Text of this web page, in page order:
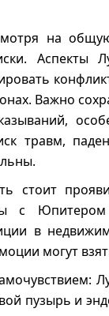
на
Аспекты
Важно
травм,
стоит
с
в
могут
пузырь и